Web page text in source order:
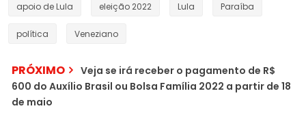
apoio de Lula eleição 2022 Lula Paraíba
política Veneziano
PRÓXIMO
Veja se irá receber o pagamento de R$
600 do Auxílio Brasil ou Bolsa Família 2022 a partir de 18
de maio